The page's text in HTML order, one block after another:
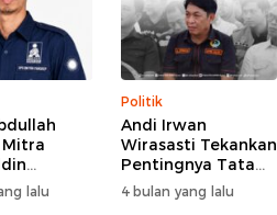
Mitra
BM PAN
2031
lalu
Politik
Andi Irwan
Wirasasti Tekankan
Pentingnya Tata
Kelola Terintegrasi
Sektor Peternakan
4 bulan yang lalu